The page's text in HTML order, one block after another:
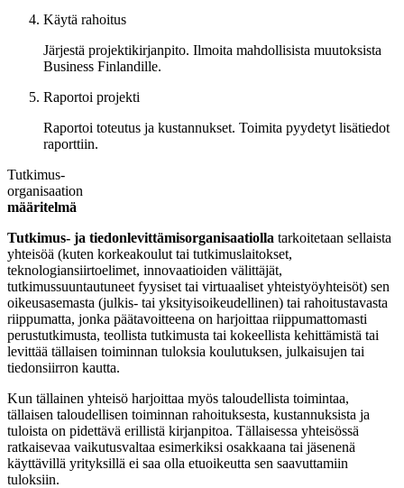
Käytä rahoitus
Järjestä projektikirjanpito. Ilmoita mahdollisista muutoksista
Business Finlandille.
Raportoi projekti
Raportoi toteutus ja kustannukset. Toimita pyydetyt lisätiedot
raporttiin.
Tutkimus-
organisaation
määritelmä
Tutkimus- ja tiedonlevittämisorganisaatiolla tarkoitetaan sellaista
yhteisöä (kuten korkeakoulut tai tutkimuslaitokset,
teknologiansiirtoelimet, innovaatioiden välittäjät,
tutkimussuuntautuneet fyysiset tai virtuaaliset yhteistyöyhteisöt) sen
oikeusasemasta (julkis- tai yksityisoikeudellinen) tai rahoitustavasta
riippumatta, jonka päätavoitteena on harjoittaa riippumattomasti
perustutkimusta, teollista tutkimusta tai kokeellista kehittämistä tai
levittää tällaisen toiminnan tuloksia koulutuksen, julkaisujen tai
tiedonsiirron kautta.
Kun tällainen yhteisö harjoittaa myös taloudellista toimintaa,
tällaisen taloudellisen toiminnan rahoituksesta, kustannuksista ja
tuloista on pidettävä erillistä kirjanpitoa. Tällaisessa yhteisössä
ratkaisevaa vaikutusvaltaa esimerkiksi osakkaana tai jäsenenä
käyttävillä yrityksillä ei saa olla etuoikeutta sen saavuttamiin
tuloksiin.